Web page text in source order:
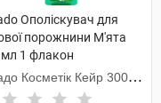
Ополіскувач для
порожнини М'ята
1 флакон
Косметік Кейр 3000